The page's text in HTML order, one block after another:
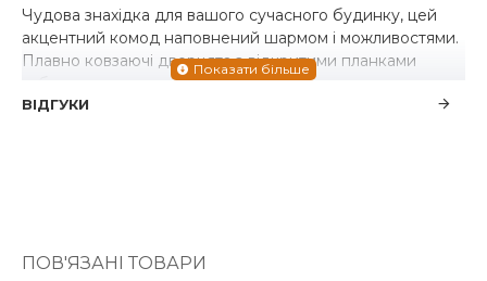
Чудова знахідка для вашого сучасного будинку, цей
акцентний комод наповнений шармом і можливостями.
Плавно ковзаючі дверцята з відкритими планками
забезпечують легкий доступ до трьох регульованих
полиць, щоб ви могли зберігати стильно.
ВІДГУКИ
ПОВ'ЯЗАНІ ТОВАРИ